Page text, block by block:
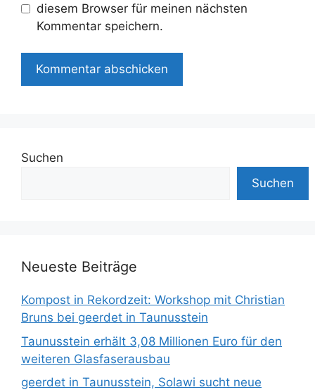
diesem Browser für meinen nächsten
Kommentar speichern.
Suchen
Suchen
Neueste Beiträge
Kompost in Rekordzeit: Workshop mit Christian
Bruns bei geerdet in Taunusstein
Taunusstein erhält 3,08 Millionen Euro für den
weiteren Glasfaserausbau
geerdet in Taunusstein, Solawi sucht neue